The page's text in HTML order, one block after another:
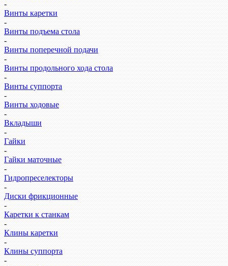
-
Винты каретки
-
Винты подъема стола
-
Винты поперечной подачи
-
Винты продольного хода стола
-
Винты суппорта
-
Винты ходовые
-
Вкладыши
-
Гайки
-
Гайки маточные
-
Гидропреселекторы
-
Диски фрикционные
-
Каретки к станкам
-
Клины каретки
-
Клины суппорта
-